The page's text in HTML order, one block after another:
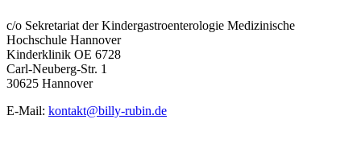
c/o Sekretariat der Kindergastroenterologie Medizinische
Hochschule Hannover
Kinderklinik OE 6728
Carl-Neuberg-Str. 1
30625 Hannover
E-Mail: kontakt@billy-rubin.de